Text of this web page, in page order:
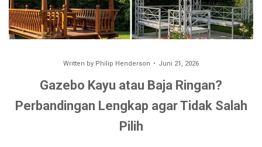
Written by Philip Henderson Juni 21, 2026
Gazebo Kayu atau Baja Ringan?
Perbandingan Lengkap agar Tidak Salah
Pilih